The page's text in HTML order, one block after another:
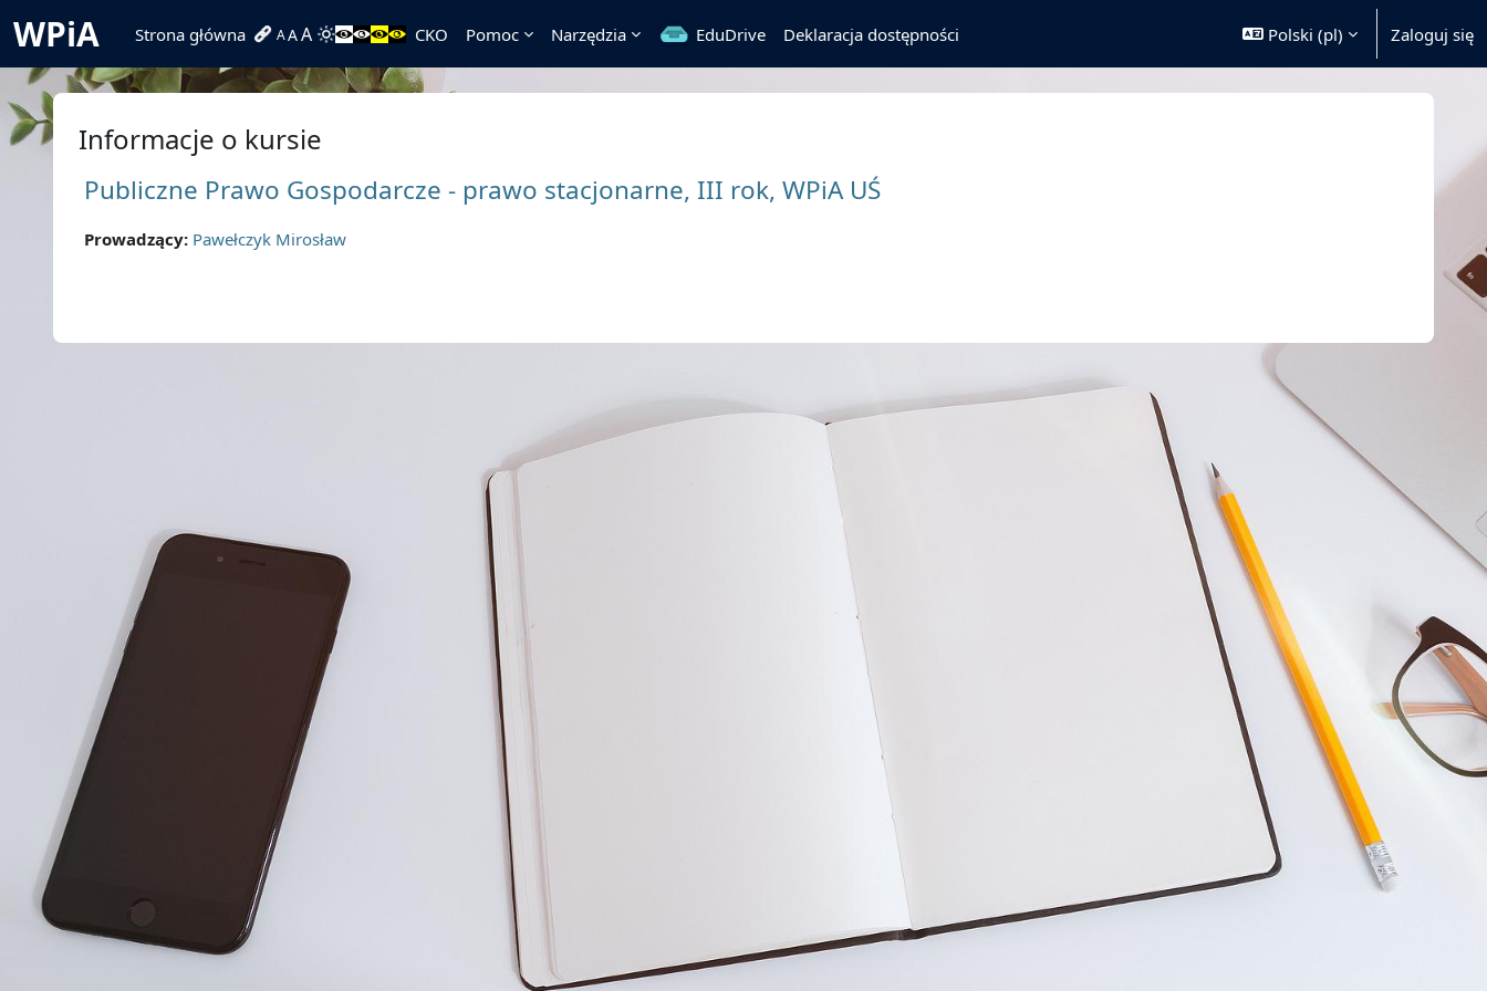
WPiA Strona główna AAA CKO Pomoc Narzędzia EduDrive Deklaracja dostępności Polski ‎(pl)‎ Zaloguj się
Informacje o kursie
Publiczne Prawo Gospodarcze - prawo stacjonarne, III rok, WPiA UŚ
Prowadzący: Pawełczyk Mirosław